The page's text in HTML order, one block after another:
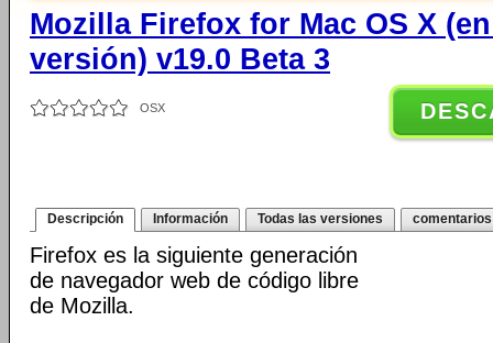
Mozilla Firefox for Mac OS X
versión) v19.0 Beta 3
OSX
Descripción Información Todas las versiones comentarios
Firefox es la siguiente generación
de navegador web de código libre
de Mozilla.